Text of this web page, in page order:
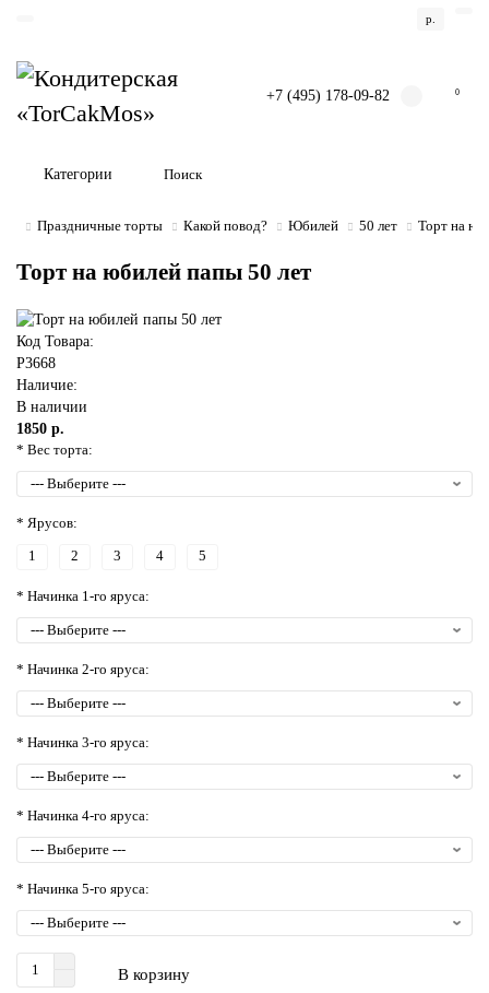
р.
+7 (495) 178-09-82 0
Категории
Праздничные торты Какой повод? Юбилей 50 лет Торт на
Торт на юбилей папы 50 лет
Код Товара:
P3668
Наличие:
В наличии
1850 р.
* Вес торта:
* Ярусов:
1 2 3 4 5
* Начинка 1-го яруса:
* Начинка 2-го яруса:
* Начинка 3-го яруса:
* Начинка 4-го яруса:
* Начинка 5-го яруса:
В корзину